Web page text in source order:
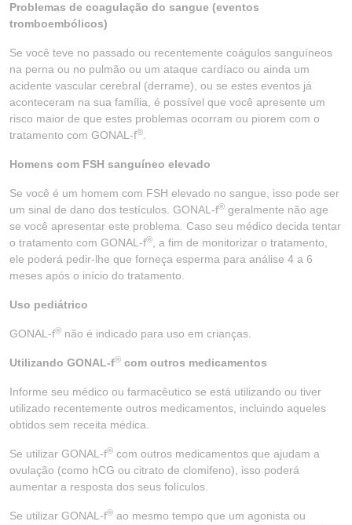
Problemas de coagulação do sangue (eventos
tromboembólicos)
Se você teve no passado ou recentemente coágulos sanguíneos
na perna ou no pulmão ou um ataque cardíaco ou ainda um
acidente vascular cerebral (derrame), ou se estes eventos já
aconteceram na sua família, é possível que você apresente um
risco maior de que estes problemas ocorram ou piorem com o
tratamento com GONAL-f®
Homens com FSH sanguíneo elevado
Se você é um homem com FSH elevado no sangue, isso pode ser
um sinal de dano dos testículos. GONAL-f® geralmente não age
se você apresentar este problema. Caso seu médico decida tentar
o tratamento com GONAL-f®
, a fim de monitorizar o tratamento,
ele poderá pedir-lhe que forneça esperma para análise 4 a 6
meses após o início do tratamento.
Uso pediátrico
GONAL-f® não é indicado para uso em crianças.
Utilizando GONAL-f® com outros medicamentos
Informe seu médico ou farmacêutico se está utilizando ou tiver
utilizado recentemente outros medicamentos, incluindo aqueles
obtidos sem receita médica.
Se utilizar GONAL-f® com outros medicamentos que ajudam a
ovulação (como hCG ou citrato de clomifeno), isso poderá
aumentar a resposta dos seus folículos.
Se utilizar GONAL-f® ao mesmo tempo que um agonista ou